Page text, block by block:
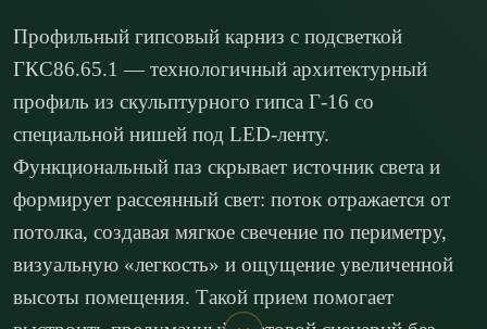
Профильный гипсовый карниз с подсветкой
ГКС86.65.1 — технологичный архитектурный
профиль из скульптурного гипса Г-16 со
специальной нишей под LED-ленту.
Функциональный паз скрывает источник света и
формирует рассеянный свет: поток отражается от
потолка, создавая мягкое свечение по периметру,
визуальную «легкость» и ощущение увеличенной
высоты помещения. Такой прием помогает